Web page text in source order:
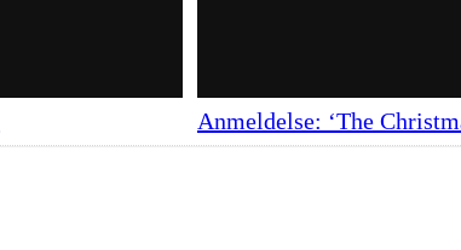
Anmeldelse: ‘The